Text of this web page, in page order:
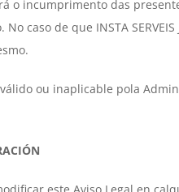
o incumprimento das
caso de que INSTA
ou inaplicable pola